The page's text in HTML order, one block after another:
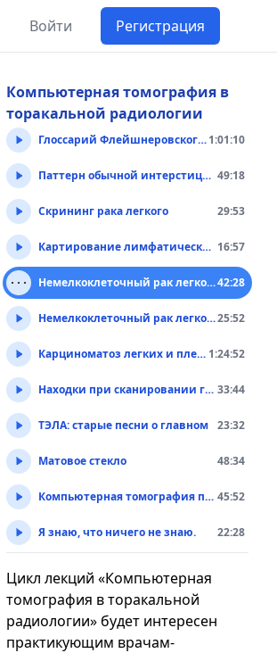
Войти Регистрация
Компьютерная томография в
торакальной радиологии
Глоссарий Флейшнеровского общества (основные критерии, используемые в практике)1:01:10
Паттерн обычной интерстициальной пневмонии 49:18
Скрининг рака легкого 29:53
Картирование лимфатических узлов грудной полости 16:57
Немелкоклеточный рак легкого42:28
Немелкоклеточный рак легкого25:52
Карциноматоз легких и плевры 1:24:52
Находки при сканировании грудной полости, не имеющие клинического значения 33:44
ТЭЛА: старые песни о главном 23:32
Матовое стекло 48:34
Компьютерная томография при стадировании немелкоклеточного рака легких TNM8 45:52
Я знаю, что ничего не знаю. 22:28
Цикл лекций «Компьютерная
томография в торакальной
радиологии» будет интересен
практикующим врачам-